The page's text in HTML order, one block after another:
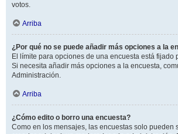
votos.
Arriba
¿Por qué no se puede añadir más opciones a la
El límite para opciones de una encuesta está fijado
Si necesita añadir más opciones a la encuesta,
Administración.
Arriba
¿Cómo edito o borro una encuesta?
Como en los mensajes, las encuestas solo pueden